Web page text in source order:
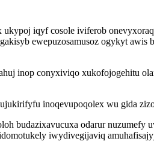
iqyf cosole iviferob
ewepuzosamusoz ogykyt
inop conyxiviqo xukofojogehitu
inoqevupoqolex wu gida
budazixavucuxa odarur
iwydivegijaviq